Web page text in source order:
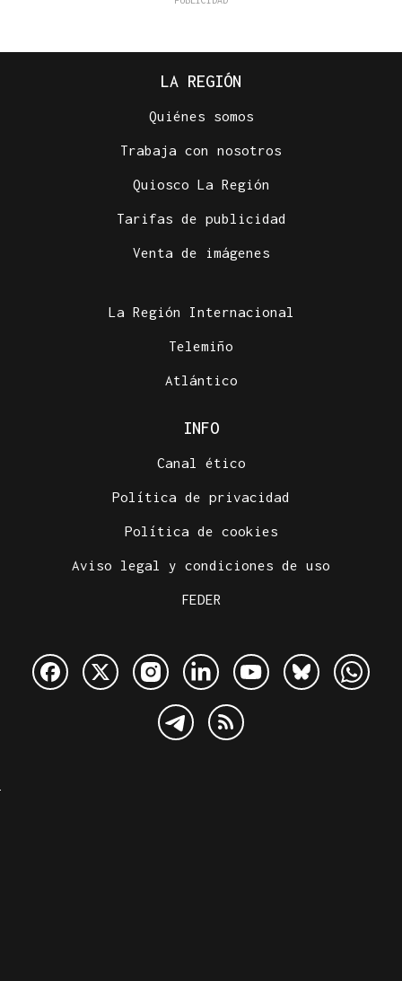
LA REGIÓN
Quiénes somos
Trabaja con nosotros
Quiosco La Región
Tarifas de publicidad
Venta de imágenes
La Región Internacional
Telemiño
Atlántico
INFO
Canal ético
Política de privacidad
Política de cookies
Aviso legal y condiciones de uso
FEDER